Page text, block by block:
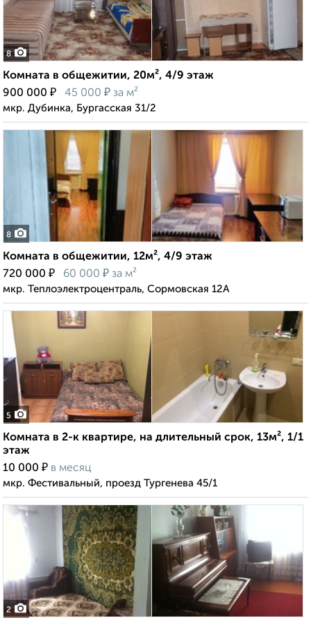
8
Комната в общежитии, 20м², 4/9 этаж
900 000 ₽ 45 000 ₽ за м²
мкр. Дубинка, Бургасская 31/2
8
Комната в общежитии, 12м², 4/9 этаж
720 000 ₽ 60 000 ₽ за м²
мкр. Теплоэлектроцентраль, Сормовская 12А
5
Комната в 2-к квартире, на длительный срок, 13м², 1/1
этаж
10 000 ₽ в месяц
мкр. Фестивальный, проезд Тургенева 45/1
2